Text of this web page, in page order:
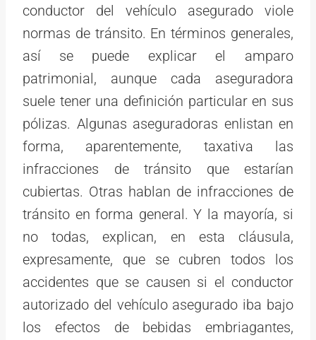
conductor del vehículo asegurado viole
normas de tránsito. En términos generales,
así se puede explicar el amparo
patrimonial, aunque cada aseguradora
suele tener una definición particular en sus
pólizas. Algunas aseguradoras enlistan en
forma, aparentemente, taxativa las
infracciones de tránsito que estarían
cubiertas. Otras hablan de infracciones de
tránsito en forma general. Y la mayoría, si
no todas, explican, en esta cláusula,
expresamente, que se cubren todos los
accidentes que se causen si el conductor
autorizado del vehículo asegurado iba bajo
los efectos de bebidas embriagantes,